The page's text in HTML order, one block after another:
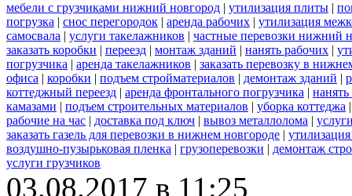
мебели с грузчиками нижний новгород | утилизация плиты |
погрузка | снос перегородок | аренда рабочих | утилизация
самосвала | услуги такелажников | частные перевозки нижний
заказать коробки | переезд | монтаж зданий | нанять рабочих |
погрузчика | аренда такелажников | заказать перевозку в
офиса | коробки | подъем стройматериалов | демонтаж зданий |
коттеджный переезд | аренда фронтального погрузчика |
камазами | подъем строительных материалов | уборка коттеджа
рабочие на час | доставка под ключ | вывоз металлолома |
заказать газель для перевозки в нижнем новгороде |
воздушно-пузырьковая пленка | грузоперевозки | демонтаж
услуги грузчиков
03.08.2017 в 11:25